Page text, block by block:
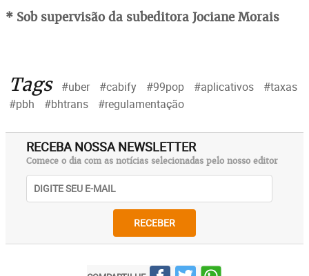
* Sob supervisão da subeditora Jociane Morais
Tags #uber #cabify #99pop #aplicativos
#taxas
#pbh
#bhtrans #regulamentação
RECEBA NOSSA NEWSLETTER
Comece o dia com as notícias selecionadas pelo nosso editor
RECEBER